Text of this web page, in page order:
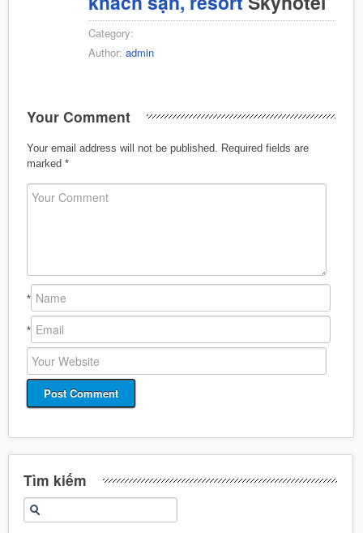
Category:
Author: admin
Your Comment
Your email address will not be published.
Required fields are
marked *
*
*
Tìm kiếm